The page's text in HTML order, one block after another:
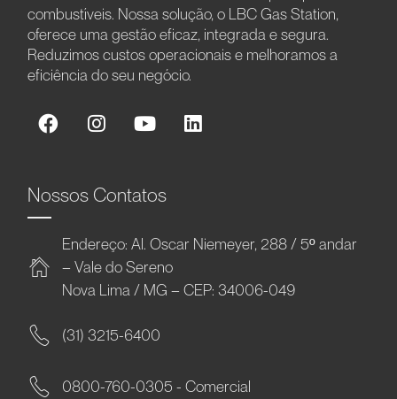
combustíveis. Nossa solução, o LBC Gas Station,
oferece uma gestão eficaz, integrada e segura.
Reduzimos custos operacionais e melhoramos a
eficiência do seu negócio.
Nossos Contatos
Endereço: Al. Oscar Niemeyer, 288 / 5º andar
– Vale do Sereno
Nova Lima / MG – CEP: 34006-049
(31) 3215-6400
0800-760-0305 - Comercial